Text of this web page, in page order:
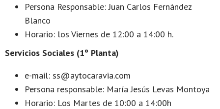
Persona Responsable: Juan Carlos Fernández
Blanco
Horario: los Viernes de 12:00 a 14:00 h.
Servicios Sociales (1º Planta)
e-mail: ss@aytocaravia.com
Persona responsable: María Jesús Levas Montoya
Horario: Los Martes de 10:00 a 14:00h